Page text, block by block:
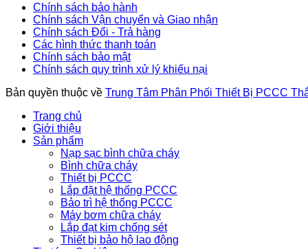
Chính sách bảo hành
Chính sách Vận chuyển và Giao nhận
Chính sách Đổi - Trả hàng
Các hình thức thanh toán
Chính sách bảo mật
Chính sách quy trình xử lý khiếu nại
Bản quyền thuộc về Trung Tâm Phân Phối Thiết Bị PCCC
Trang chủ
Giới thiệu
Sản phẩm
Nạp sạc bình chữa cháy
Bình chữa cháy
Thiết bị PCCC
Lắp đặt hệ thống PCCC
Bảo trì hệ thống PCCC
Máy bơm chữa cháy
Lắp đạt kim chống sét
Thiết bị bảo hộ lao động